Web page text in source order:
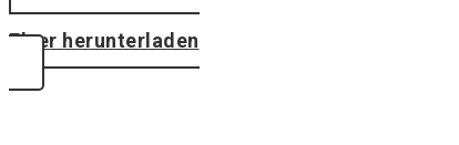
Flyer herunterladen